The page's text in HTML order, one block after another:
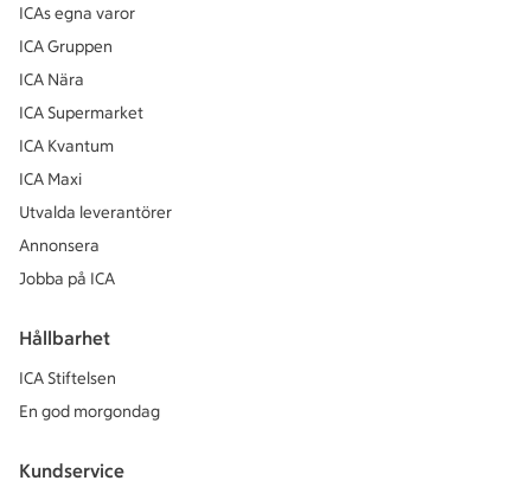
ICAs egna varor
ICA Gruppen
ICA Nära
ICA Supermarket
ICA Kvantum
ICA Maxi
Utvalda leverantörer
Annonsera
Jobba på ICA
Hållbarhet
ICA Stiftelsen
En god morgondag
Kundservice